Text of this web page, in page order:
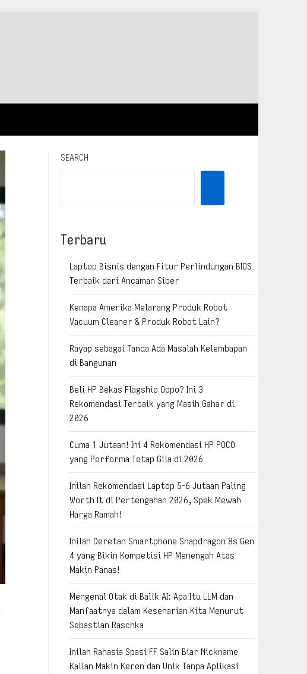
SEARCH
Terbaru
Laptop Bisnis dengan Fitur Perlindungan BIOS
Terbaik dari Ancaman Siber
Kenapa Amerika Melarang Produk Robot
Vacuum Cleaner & Produk Robot Lain?
Rayap sebagai Tanda Ada Masalah Kelembapan
di Bangunan
Beli HP Bekas Flagship Oppo? Ini 3
Rekomendasi Terbaik yang Masih Gahar di
2026
Cuma 1 Jutaan! Ini 4 Rekomendasi HP POCO
yang Performa Tetap Gila di 2026
Inilah Rekomendasi Laptop 5-6 Jutaan Paling
Worth It di Pertengahan 2026, Spek Mewah
Harga Ramah!
Inilah Deretan Smartphone Snapdragon 8s Gen
4 yang Bikin Kompetisi HP Menengah Atas
Makin Panas!
Mengenal Otak di Balik AI: Apa Itu LLM dan
Manfaatnya dalam Keseharian Kita Menurut
Sebastian Raschka
Inilah Rahasia Spasi FF Salin Biar Nickname
Kalian Makin Keren dan Unik Tanpa Aplikasi